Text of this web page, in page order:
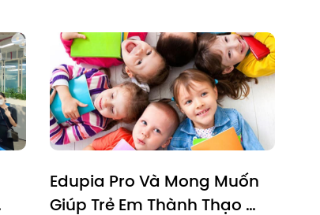
Edupia Pro Và Mong Muốn
Giúp Trẻ Em Thành Thạo